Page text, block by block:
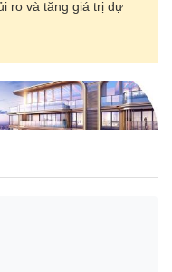
ro và tăng giá trị dự